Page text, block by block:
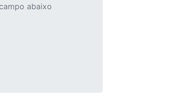
abaixo